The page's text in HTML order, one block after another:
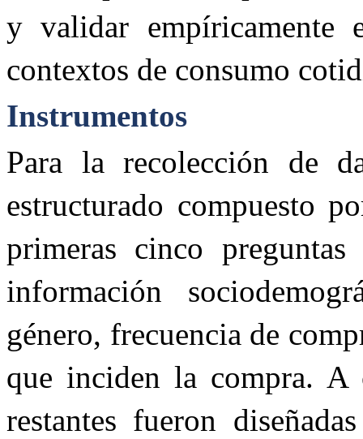
y validar empíricamente
contextos de consumo
Instrumentos
Para la recolección de
estructurado compuesto
primeras cinco
información
género, frecuencia de
que inciden la compra. A
restantes fueron